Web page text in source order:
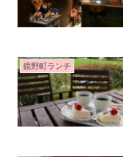
鏡野町ランチ